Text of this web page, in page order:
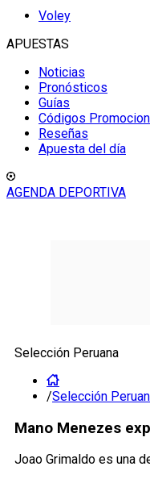
Voley
APUESTAS
Noticias
Pronósticos
Guías
Códigos
Reseñas
Apuesta del día
AGENDA DEPORTIVA
Selección Peruana
/Selección
Mano Menezes
Joao Grimaldo es una